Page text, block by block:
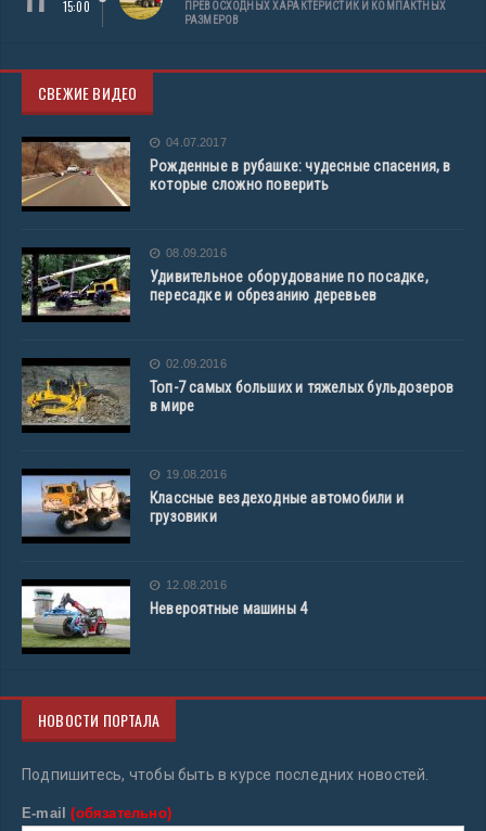
15:00
ПРЕВОСХОДНЫХ ХАРАКТЕРИСТИК И КОМПАКТНЫХ
РАЗМЕРОВ
СВЕЖИЕ ВИДЕО
04.07.2017
Рожденные в рубашке: чудесные спасения, в
которые сложно поверить
08.09.2016
Удивительное оборудование по посадке,
пересадке и обрезанию деревьев
02.09.2016
Топ-7 самых больших и тяжелых бульдозеров
в мире
19.08.2016
Классные вездеходные автомобили и
грузовики
12.08.2016
Невероятные машины 4
НОВОСТИ ПОРТАЛА
Подпишитесь, чтобы быть в курсе последних новостей.
E-mail(обязательно)